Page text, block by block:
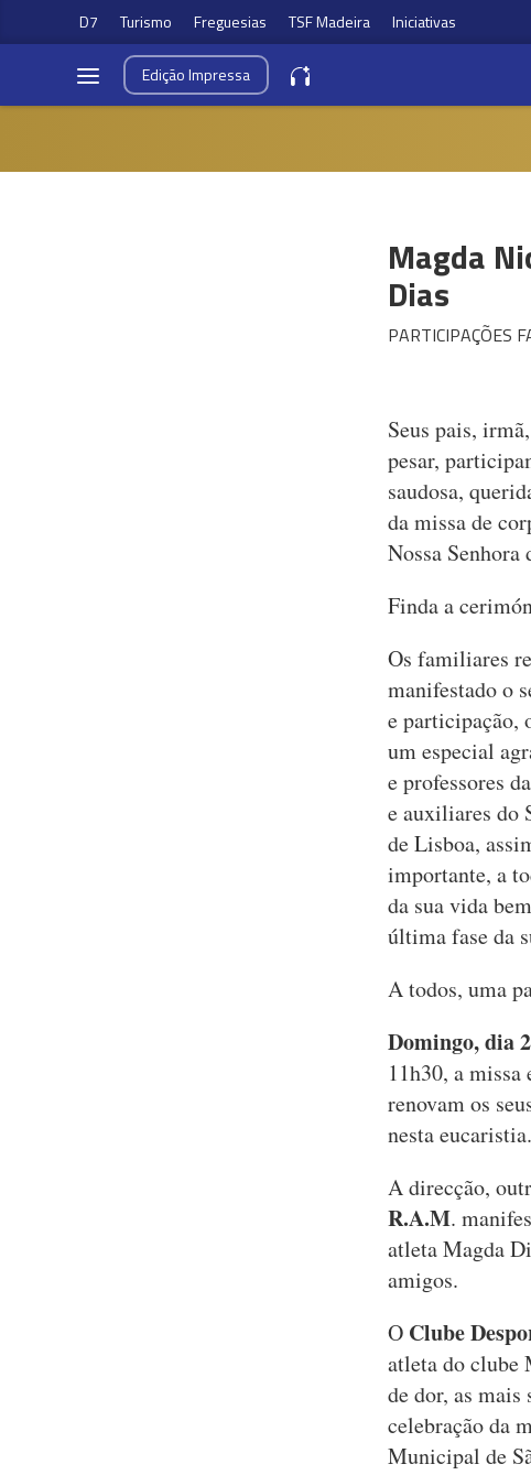
D7 Turismo Freguesias TSF Madeira Iniciativas
EdiçãoImpressa
Magda
Dias
PARTICIPAÇÕES
Seus pais,
pesar,
saudosa,
da missa de
Nossa
Finda a
Os familiares
manifestado o
e participação,
um especial
e professores
e auxiliares do
de Lisboa,
importante, a
da sua vida
última fase da
A todos, uma
Domingo, dia
11h30, a
renovam os
nesta eucaristia.
A direcção,
R.A.M.
atleta Magda
amigos.
O Clube
atleta do clube
de dor, as
celebração da
Municipal de